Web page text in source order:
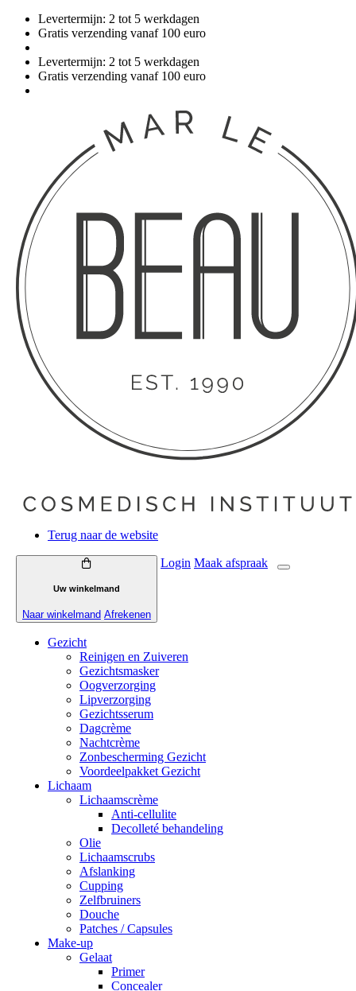
Levertermijn: 2 tot 5 werkdagen
Gratis verzending vanaf 100 euro
Levertermijn: 2 tot 5 werkdagen
Gratis verzending vanaf 100 euro
Terug naar de website
Uw winkelmand
Naar winkelmand Afrekenen
Login Maak afspraak
Gezicht
Reinigen en Zuiveren
Gezichtsmasker
Oogverzorging
Lipverzorging
Gezichtsserum
Dagcrème
Nachtcrème
Zonbescherming Gezicht
Voordeelpakket Gezicht
Lichaam
Lichaamscrème
Anti-cellulite
Decolleté behandeling
Olie
Lichaamscrubs
Afslanking
Cupping
Zelfbruiners
Douche
Patches / Capsules
Make-up
Gelaat
Primer
Concealer